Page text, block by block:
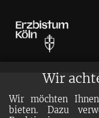
Wir
Wir möchten
bieten. Dazu